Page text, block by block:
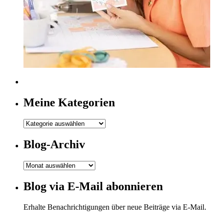
Meine Kategorien
Meine
Blog-Archiv
Blog-
Blog via E-Mail abonnieren
Erhalte Benachrichtigungen über neue Beiträge via E-Mail.